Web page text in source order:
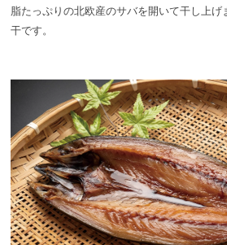
脂たっぷりの北欧産のサバを開いて干し上
干です。